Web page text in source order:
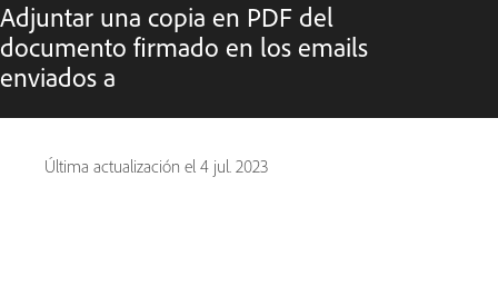
Adjuntar una copia en PDF del
documento firmado en los emails
enviados a
Última actualización el 4 jul. 2023